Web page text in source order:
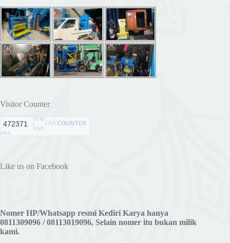
Visitor Counter
472371
TOTA
VISIT
ORS
Like us on Facebook
Nomer HP/Whatsapp resmi Kediri Karya hanya
0811309096 / 08113019096, Selain nomer itu bukan milik
kami.